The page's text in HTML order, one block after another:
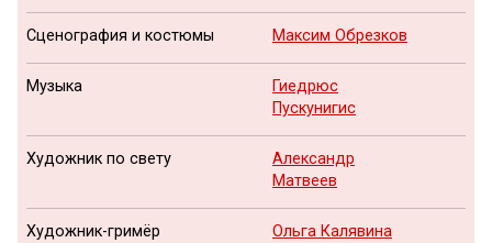
Сценография и костюмы Максим Обрезков
Музыка
Гиедрюс
Пускунигис
Художник по свету
Александр
Матвеев
Художник-гримёр Ольга Калявина